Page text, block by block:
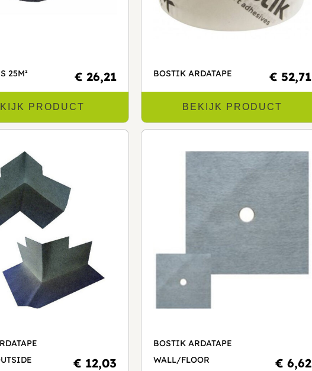
25M² € 26,21
PRODUCT
BOSTIK ARDATAPE € 52,71
BEKIJK PRODUCT
€ 12,03
BOSTIK ARDATAPE
WALL/FLOOR
€ 6,62